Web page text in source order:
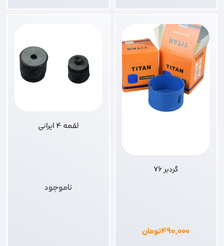
گردبر 76
۴۹۰,۰۰۰تومان
لقمه 4 ایرانی
ناموجود